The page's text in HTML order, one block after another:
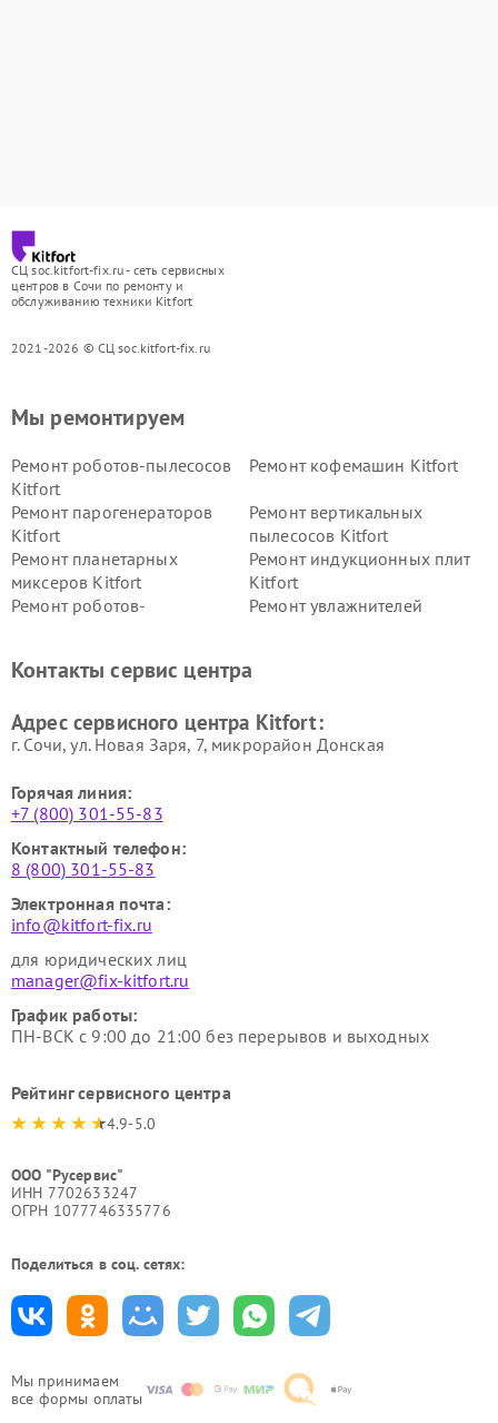
СЦ soc.kitfort-fix.ru - сеть сервисных
центров в Сочи по ремонту и
обслуживанию техники Kitfort
2021-2026 © СЦ soc.kitfort-fix.ru
Мы принимаем
все формы оплаты
Мы ремонтируем
Ремонт роботов-пылесосов
Kitfort
Ремонт кофемашин Kitfort
Ремонт парогенераторов
Kitfort
Ремонт вертикальных
пылесосов Kitfort
Ремонт планетарных
миксеров Kitfort
Ремонт индукционных плит
Kitfort
Ремонт роботов-
Ремонт увлажнителей
Kitfort
Kitfort
Kitfort
Kitfort
Контакты сервис центра
Адрес сервисного центра Kitfort:
г. Сочи, ул. Новая Заря, 7, микрорайон Донская
Горячая линия:
+7 (800) 301-55-83
Контактный телефон:
8 (800) 301-55-83
Электронная почта:
info@kitfort-fix.ru
для юридических лиц
manager@fix-kitfort.ru
График работы:
ПН-ВСК с 9:00 до 21:00 без перерывов и выходных
Рейтинг сервисного центра
4.9-5.0
ООО "Русервис"
ИНН 7702633247
ОГРН 1077746335776
Поделиться в соц. сетях: